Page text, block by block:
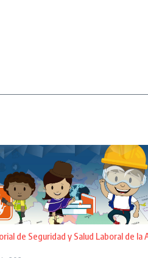
de Seguridad y Salud Laboral de la